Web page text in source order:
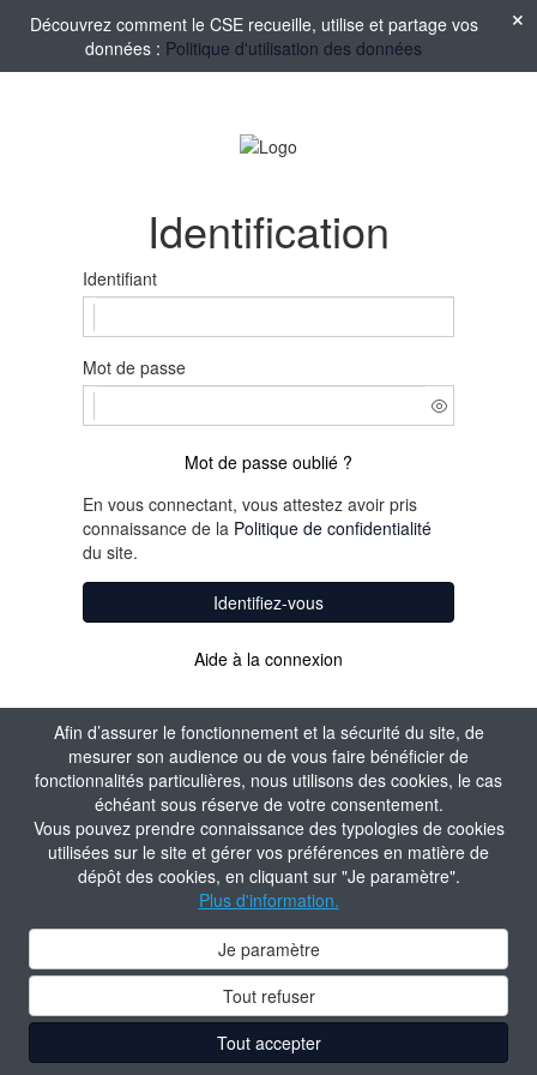
Afin d’assurer le fonctionnement et la sécurité du site, de
mesurer son audience ou de vous faire bénéficier de
fonctionnalités particulières, nous utilisons des cookies, le cas
échéant sous réserve de votre consentement.
Vous pouvez prendre connaissance des typologies de cookies
utilisées sur le site et gérer vos préférences en matière de
dépôt des cookies, en cliquant sur "Je paramètre".
Plus d'information.
Je paramètre
Tout refuser
Tout accepter
Découvrez comment le CSE recueille, utilise et partage vos
données : Politique d'utilisation des données
Identification
Identifiant
Mot de passe
Mot de passe oublié ?
En vous connectant, vous attestez avoir pris
connaissance de la Politique de confidentialité
du site.
Identifiez-vous
Aide à la connexion